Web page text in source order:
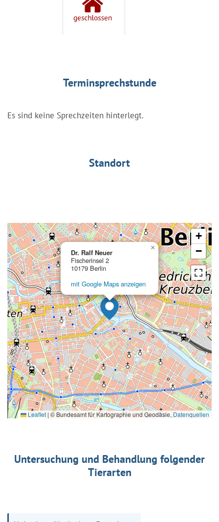
Terminsprechstunde
Es sind keine Sprechzeiten hinterlegt.
Standort
Dr. Ralf Neuer
Fischerinsel 2
10179 Berlin
mit Google Maps anzeigen
×
+
−
Leaflet |© Bundesamt für Kartographie und Geodäsie, Datenquellen
Untersuchung und Behandlung folgender
Tierarten